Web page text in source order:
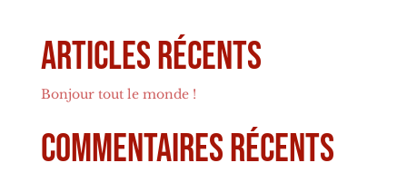
Articles récents
Bonjour tout le monde !
Commentaires récents